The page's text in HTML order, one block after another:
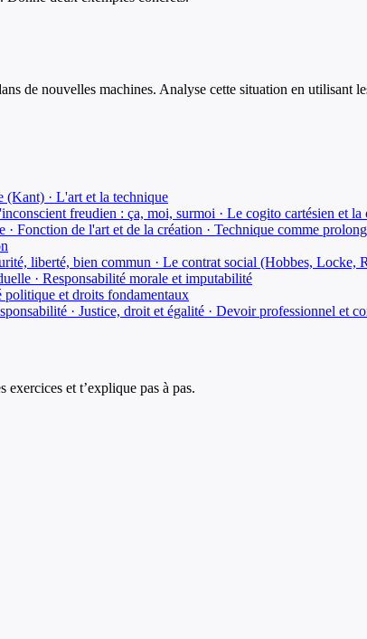
de nouvelles machines. Analyse cette situation en utilisant
(Kant) · L'art et la technique
freudien : ça, moi, surmoi · Le cogito cartésien et la
Fonction de l'art et de la création · Technique comme
liberté, bien commun · Le contrat social (Hobbes, Locke,
· Responsabilité morale et imputabilité
politique et droits fondamentaux
· Justice, droit et égalité · Devoir professionnel et
et t’explique pas à pas.